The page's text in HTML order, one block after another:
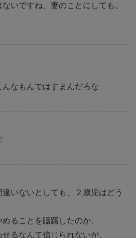
いですね、妻のことにしても。
なもんではすまんだろな
いないとしても、２歳児はどう
ることを躊躇したのか、
るなんて信じられないが、